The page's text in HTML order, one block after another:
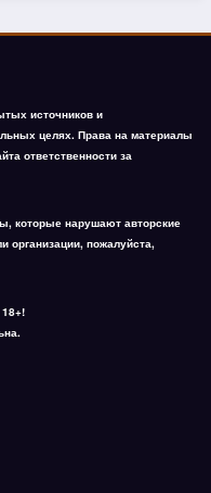
источников и
целях. Права на материалы
ответственности за
которые нарушают авторские
организации, пожалуйста,